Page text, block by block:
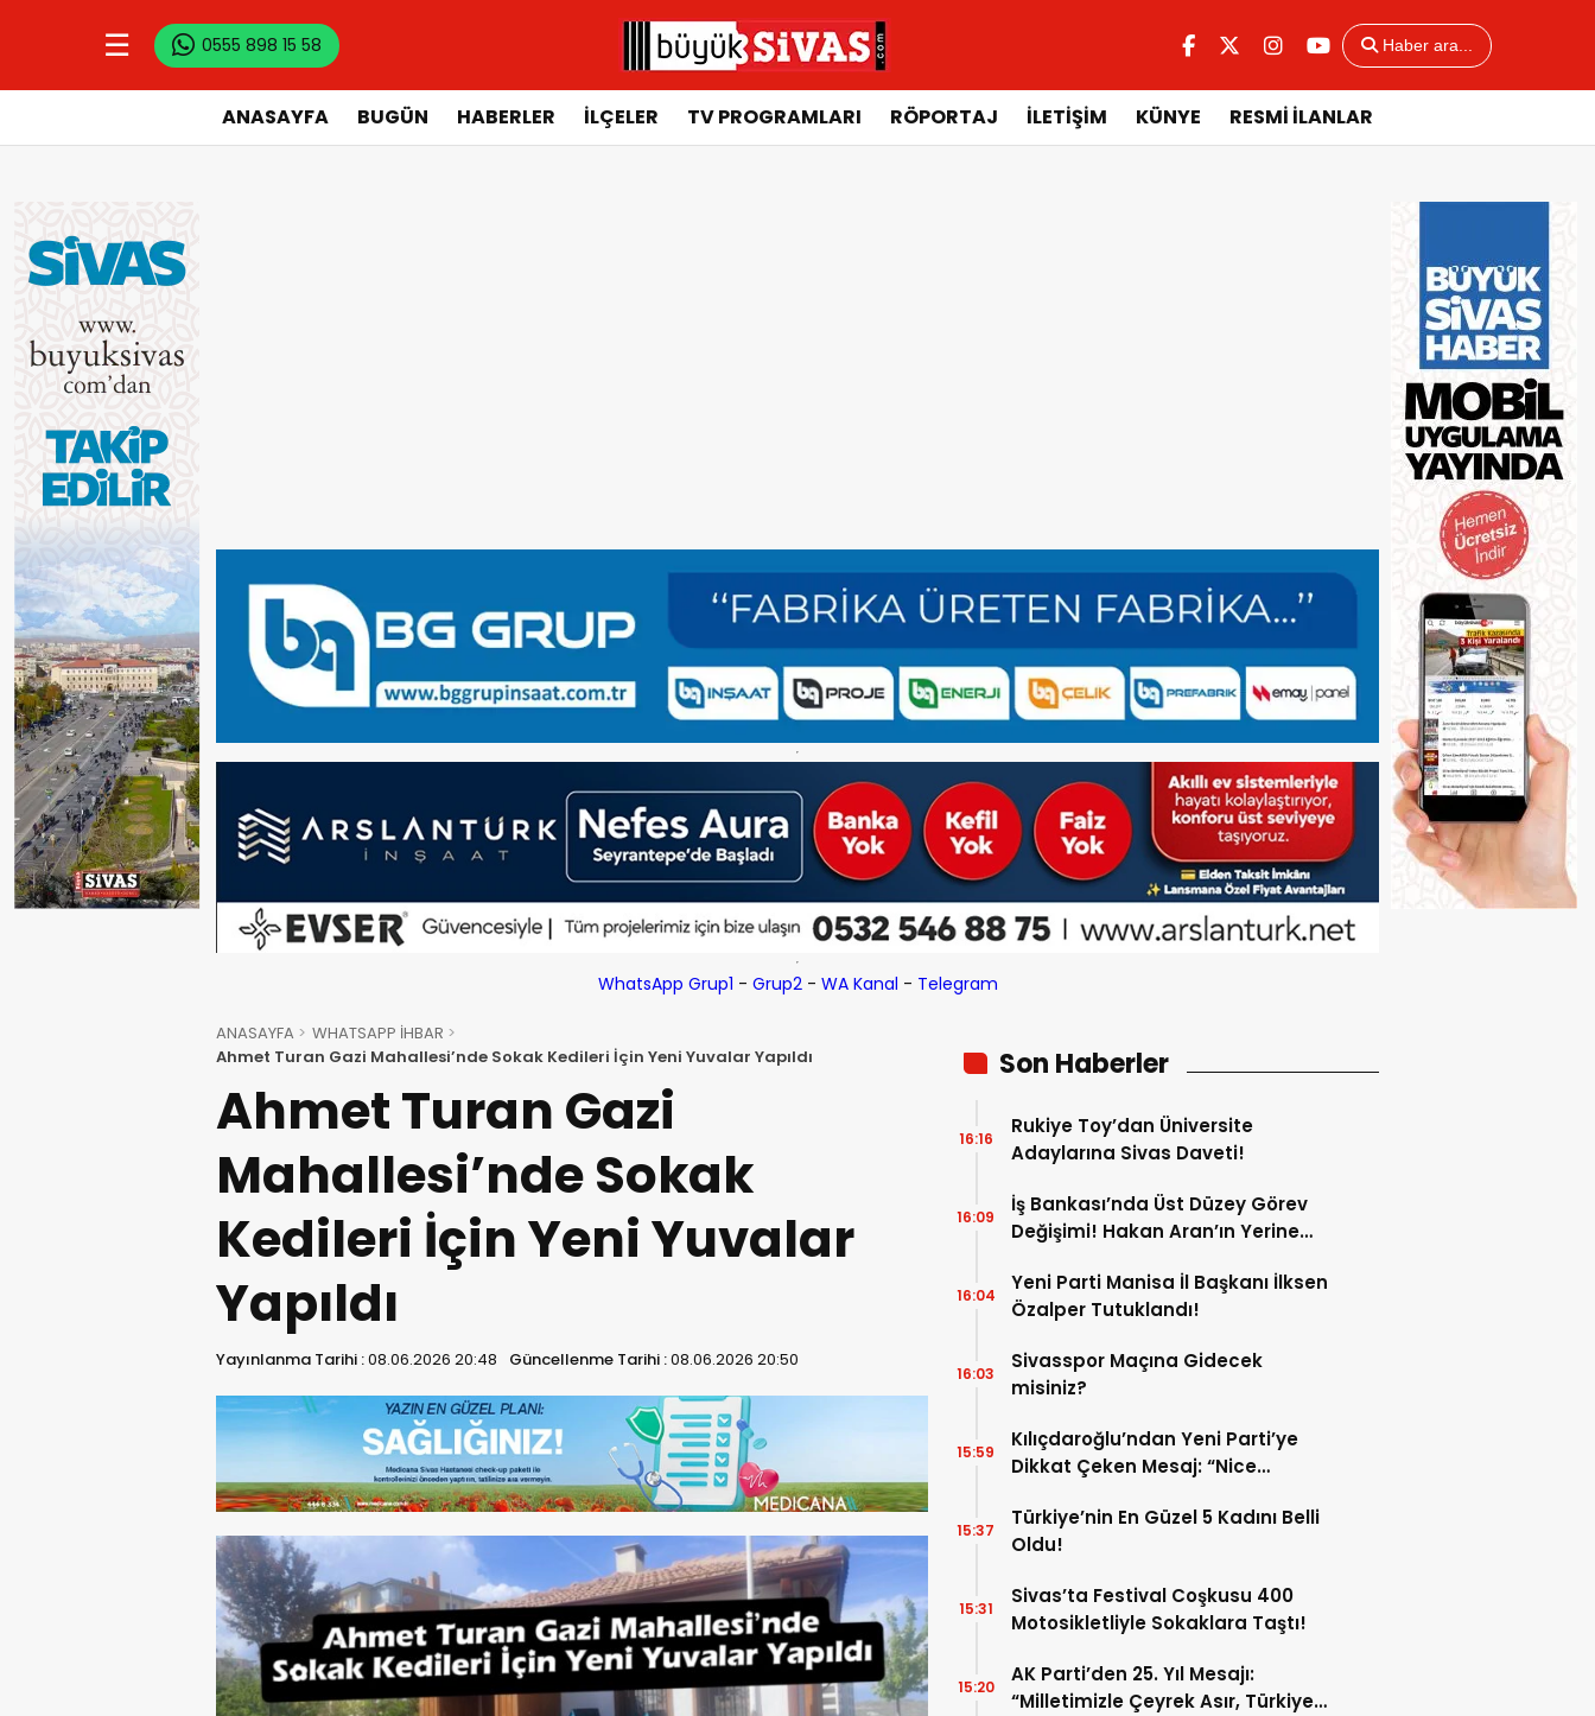
☰ 0555 898 15 58 Haber ara...
ANASAYFA BUGÜN HABERLER İLÇELER TV PROGRAMLARI RÖPORTAJ İLETİŞİM KÜNYE RESMİ İLANLAR
WhatsApp Grup1 - Grup2- WA Kanal - Telegram
ANASAYFA
WHATSAPP İHBAR
Ahmet Turan Gazi Mahallesi’nde Sokak Kedileri İçin Yeni Yuvalar Yapıldı
Ahmet Turan Gazi
Mahallesi’nde Sokak
Kedileri İçin Yeni Yuvalar
Yapıldı
Yayınlanma Tarihi :08.06.2026 20:48 Güncellenme Tarihi :08.06.2026 20:50
Son Haberler
Rukiye Toy’dan Üniversite
Adaylarına Sivas Daveti!
16:16
İş Bankası’nda Üst Düzey Görev
Değişimi! Hakan Aran’ın Yerine
16:09
Yeni Parti Manisa İl Başkanı İlksen
Özalper Tutuklandı!
16:04
Sivasspor Maçına Gidecek
misiniz?
16:03
Kılıçdaroğlu’ndan Yeni Parti’ye
Dikkat Çeken Mesaj: “Nice
15:59
Türkiye’nin En Güzel 5 Kadını Belli
Oldu!
15:37
Sivas’ta Festival Coşkusu 400
Motosikletliyle Sokaklara Taştı!
15:31
AK Parti’den 25. Yıl Mesajı:
“Milletimizle Çeyrek Asır, Türkiye
15:20